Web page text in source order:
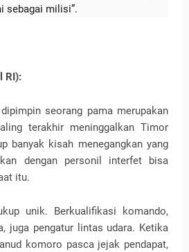
sebagai milisi”.
RI):
seorang pama merupakan
terakhir meninggalkan Timor
banyak kisah menegangkan yang
dengan personil interfet bisa
itu.
unik. Berkualifikasi komando,
juga pengatur lintas udara. Ketika
komoro pasca jejak pendapat,